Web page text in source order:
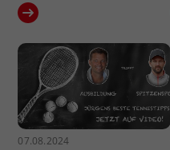
07.08.2024